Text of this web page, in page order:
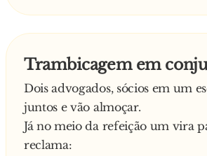
Trambicagem em
Dois advogados, sócios em um
juntos e vão almoçar.
Já no meio da refeição um vira
reclama: